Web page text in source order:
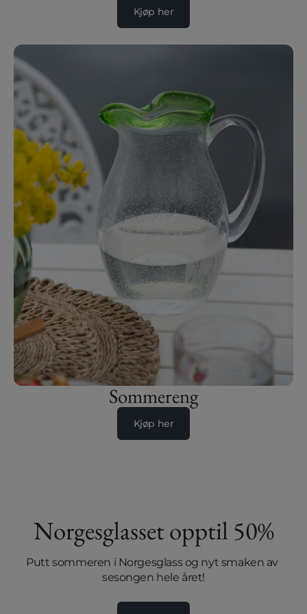
Kjøp her
Sommereng
Kjøp her
Norgesglasset opptil 50%
Putt sommeren i Norgesglass og nyt smaken av
sesongen hele året!